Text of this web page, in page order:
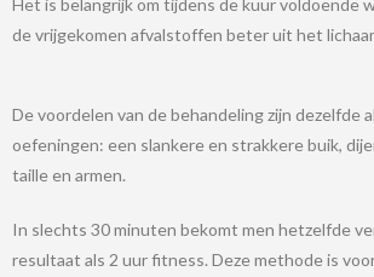
Het is belangrijk om tijdens de kuur voldoende
de vrijgekomen afvalstoffen beter uit het
De voordelen van de behandeling zijn dezelfde
oefeningen: een slankere en strakkere buik,
taille en armen.
In slechts 30 minuten bekomt men hetzelfde
resultaat als 2 uur fitness. Deze methode is